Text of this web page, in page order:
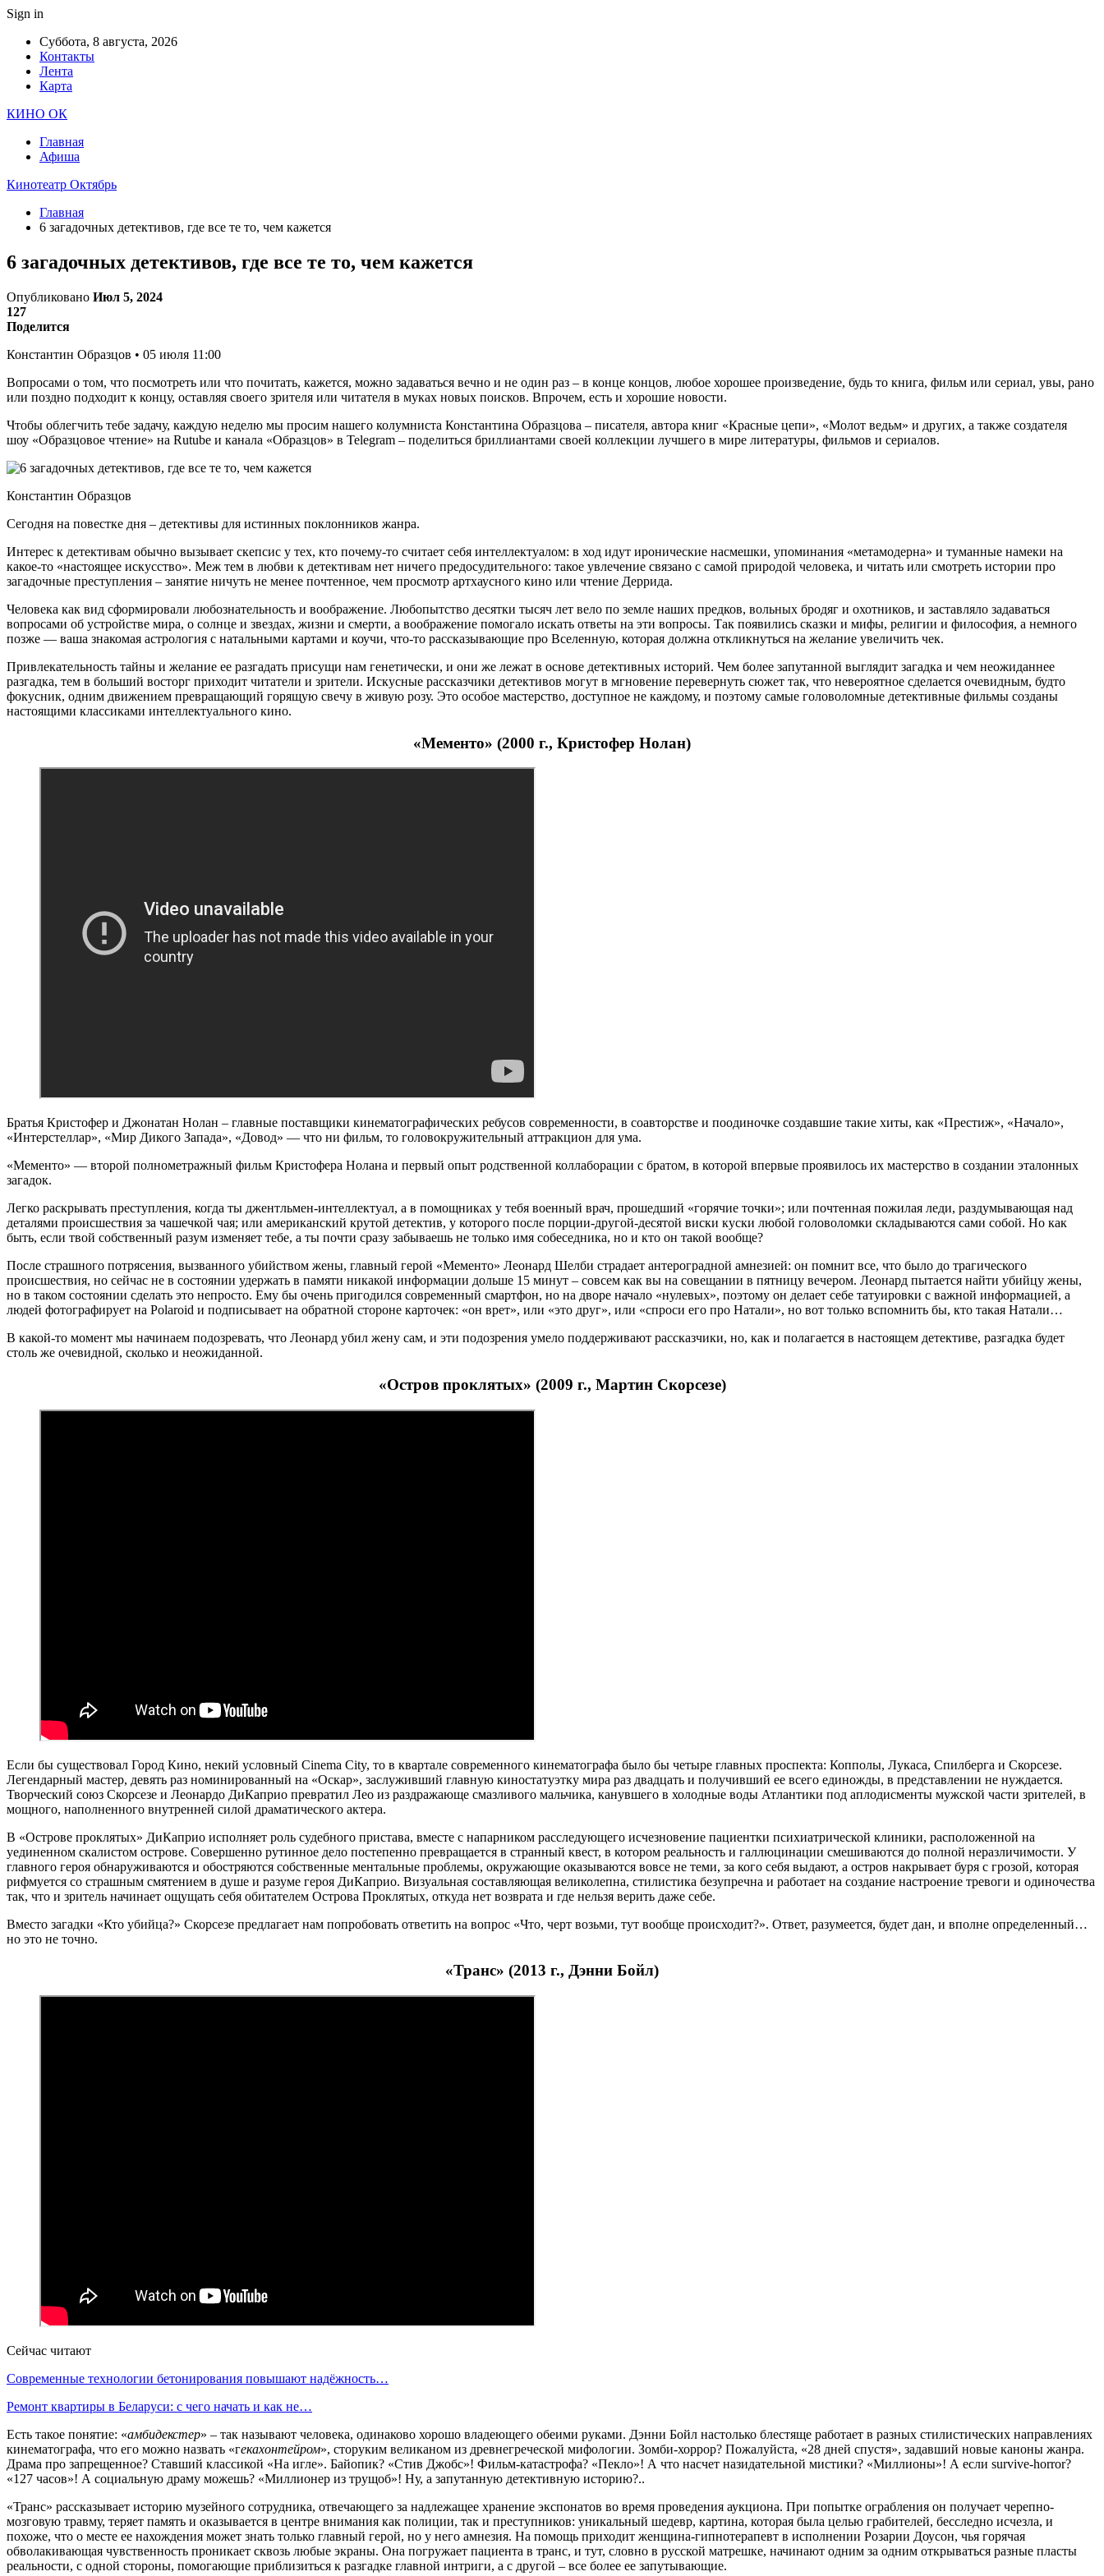
Sign in
Суббота, 8 августа, 2026
Контакты
Лента
Карта
КИНО ОК
Главная
Афиша
Кинотеатр Октябрь
Главная
6 загадочных детективов, где все те то, чем кажется
6 загадочных детективов, где все те то, чем кажется
Опубликовано Июл 5, 2024
127
Поделится
Константин Образцов • 05 июля 11:00
Вопросами о том, что посмотреть или что почитать, кажется, можно задаваться вечно и не один раз – в конце концов, любое хорошее произведение, будь то книга, фильм или сериал, увы, рано
или поздно подходит к концу, оставляя своего зрителя или читателя в муках новых поисков. Впрочем, есть и хорошие новости.
Чтобы облегчить тебе задачу, каждую неделю мы просим нашего колумниста Константина Образцова – писателя, автора книг «Красные цепи», «Молот ведьм» и других, а также создателя
шоу «Образцовое чтение» на Rutube и канала «Образцов» в Telegram – поделиться бриллиантами своей коллекции лучшего в мире литературы, фильмов и сериалов.
Константин Образцов
Сегодня на повестке дня – детективы для истинных поклонников жанра.
Интерес к детективам обычно вызывает скепсис у тех, кто почему-то считает себя интеллектуалом: в ход идут иронические насмешки, упоминания «метамодерна» и туманные намеки на
какое-то «настоящее искусство». Меж тем в любви к детективам нет ничего предосудительного: такое увлечение связано с самой природой человека, и читать или смотреть истории про
загадочные преступления – занятие ничуть не менее почтенное, чем просмотр артхаусного кино или чтение Деррида.
Человека как вид сформировали любознательность и воображение. Любопытство десятки тысяч лет вело по земле наших предков, вольных бродяг и охотников, и заставляло задаваться
вопросами об устройстве мира, о солнце и звездах, жизни и смерти, а воображение помогало искать ответы на эти вопросы. Так появились сказки и мифы, религии и философия, а немного
позже — ваша знакомая астрология с натальными картами и коучи, что-то рассказывающие про Вселенную, которая должна откликнуться на желание увеличить чек.
Привлекательность тайны и желание ее разгадать присущи нам генетически, и они же лежат в основе детективных историй. Чем более запутанной выглядит загадка и чем неожиданнее
разгадка, тем в больший восторг приходит читатели и зрители. Искусные рассказчики детективов могут в мгновение перевернуть сюжет так, что невероятное сделается очевидным, будто
фокусник, одним движением превращающий горящую свечу в живую розу. Это особое мастерство, доступное не каждому, и поэтому самые головоломные детективные фильмы созданы
настоящими классиками интеллектуального кино.
«Мементо» (2000 г., Кристофер Нолан)
Братья Кристофер и Джонатан Нолан – главные поставщики кинематографических ребусов современности, в соавторстве и поодиночке создавшие такие хиты, как «Престиж», «Начало»,
«Интерстеллар», «Мир Дикого Запада», «Довод» — что ни фильм, то головокружительный аттракцион для ума.
«Мементо» — второй полнометражный фильм Кристофера Нолана и первый опыт родственной коллаборации с братом, в которой впервые проявилось их мастерство в создании эталонных
загадок.
Легко раскрывать преступления, когда ты джентльмен-интеллектуал, а в помощниках у тебя военный врач, прошедший «горячие точки»; или почтенная пожилая леди, раздумывающая над
деталями происшествия за чашечкой чая; или американский крутой детектив, у которого после порции-другой-десятой виски куски любой головоломки складываются сами собой. Но как
быть, если твой собственный разум изменяет тебе, а ты почти сразу забываешь не только имя собеседника, но и кто он такой вообще?
После страшного потрясения, вызванного убийством жены, главный герой «Мементо» Леонард Шелби страдает антероградной амнезией: он помнит все, что было до трагического
происшествия, но сейчас не в состоянии удержать в памяти никакой информации дольше 15 минут – совсем как вы на совещании в пятницу вечером. Леонард пытается найти убийцу жены,
но в таком состоянии сделать это непросто. Ему бы очень пригодился современный смартфон, но на дворе начало «нулевых», поэтому он делает себе татуировки с важной информацией, а
людей фотографирует на Polaroid и подписывает на обратной стороне карточек: «он врет», или «это друг», или «спроси его про Натали», но вот только вспомнить бы, кто такая Натали…
В какой-то момент мы начинаем подозревать, что Леонард убил жену сам, и эти подозрения умело поддерживают рассказчики, но, как и полагается в настоящем детективе, разгадка будет
столь же очевидной, сколько и неожиданной.
«Остров проклятых» (2009 г., Мартин Скорсезе)
Если бы существовал Город Кино, некий условный Cinema City, то в квартале современного кинематографа было бы четыре главных проспекта: Копполы, Лукаса, Спилберга и Скорсезе.
Легендарный мастер, девять раз номинированный на «Оскар», заслуживший главную киностатуэтку мира раз двадцать и получивший ее всего единожды, в представлении не нуждается.
Творческий союз Скорсезе и Леонардо ДиКаприо превратил Лео из раздражающе смазливого мальчика, канувшего в холодные воды Атлантики под аплодисменты мужской части зрителей, в
мощного, наполненного внутренней силой драматического актера.
В «Острове проклятых» ДиКаприо исполняет роль судебного пристава, вместе с напарником расследующего исчезновение пациентки психиатрической клиники, расположенной на
уединенном скалистом острове. Совершенно рутинное дело постепенно превращается в странный квест, в котором реальность и галлюцинации смешиваются до полной неразличимости. У
главного героя обнаруживаются и обостряются собственные ментальные проблемы, окружающие оказываются вовсе не теми, за кого себя выдают, а остров накрывает буря с грозой, которая
рифмуется со страшным смятением в душе и разуме героя ДиКаприо. Визуальная составляющая великолепна, стилистика безупречна и работает на создание настроение тревоги и одиночества
так, что и зритель начинает ощущать себя обитателем Острова Проклятых, откуда нет возврата и где нельзя верить даже себе.
Вместо загадки «Кто убийца?» Скорсезе предлагает нам попробовать ответить на вопрос «Что, черт возьми, тут вообще происходит?». Ответ, разумеется, будет дан, и вполне определенный…
но это не точно.
«Транс» (2013 г., Дэнни Бойл)
Сейчас читают
Современные технологии бетонирования повышают надёжность…
Ремонт квартиры в Беларуси: с чего начать и как не…
Есть такое понятие: «амбидекстер» – так называют человека, одинаково хорошо владеющего обеими руками. Дэнни Бойл настолько блестяще работает в разных стилистических направлениях
кинематографа, что его можно назвать «гекахонтейром», сторуким великаном из древнегреческой мифологии. Зомби-хоррор? Пожалуйста, «28 дней спустя», задавший новые каноны жанра.
Драма про запрещенное? Ставший классикой «На игле». Байопик? «Стив Джобс»! Фильм-катастрофа? «Пекло»! А что насчет назидательной мистики? «Миллионы»! А если survive-horror?
«127 часов»! А социальную драму можешь? «Миллионер из трущоб»! Ну, а запутанную детективную историю?..
«Транс» рассказывает историю музейного сотрудника, отвечающего за надлежащее хранение экспонатов во время проведения аукциона. При попытке ограбления он получает черепно-
мозговую травму, теряет память и оказывается в центре внимания как полиции, так и преступников: уникальный шедевр, картина, которая была целью грабителей, бесследно исчезла, и
похоже, что о месте ее нахождения может знать только главный герой, но у него амнезия. На помощь приходит женщина-гипнотерапевт в исполнении Розарии Доусон, чья горячая
обволакивающая чувственность проникает сквозь любые экраны. Она погружает пациента в транс, и тут, словно в русской матрешке, начинают одним за одним открываться разные пласты
реальности, с одной стороны, помогающие приблизиться к разгадке главной интриги, а с другой – все более ее запутывающие.